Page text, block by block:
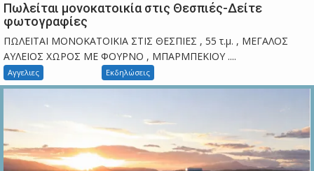
Πωλείται μονοκατοικία στις Θεσπιές-Δείτε
φωτογραφίες
ΠΩΛΕΙΤΑΙ ΜΟΝΟΚΑΤΟΙΚΙΑ ΣΤΙΣ ΘΕΣΠΙΕΣ , 55 τ.μ. , ΜΕΓΑΛΟΣ
ΑΥΛΕΙΟΣ ΧΩΡΟΣ ΜΕ ΦΟΥΡΝΟ , ΜΠΑΡΜΠΕΚΙΟΥ ....
Αγγελιες Εκδηλώσεις